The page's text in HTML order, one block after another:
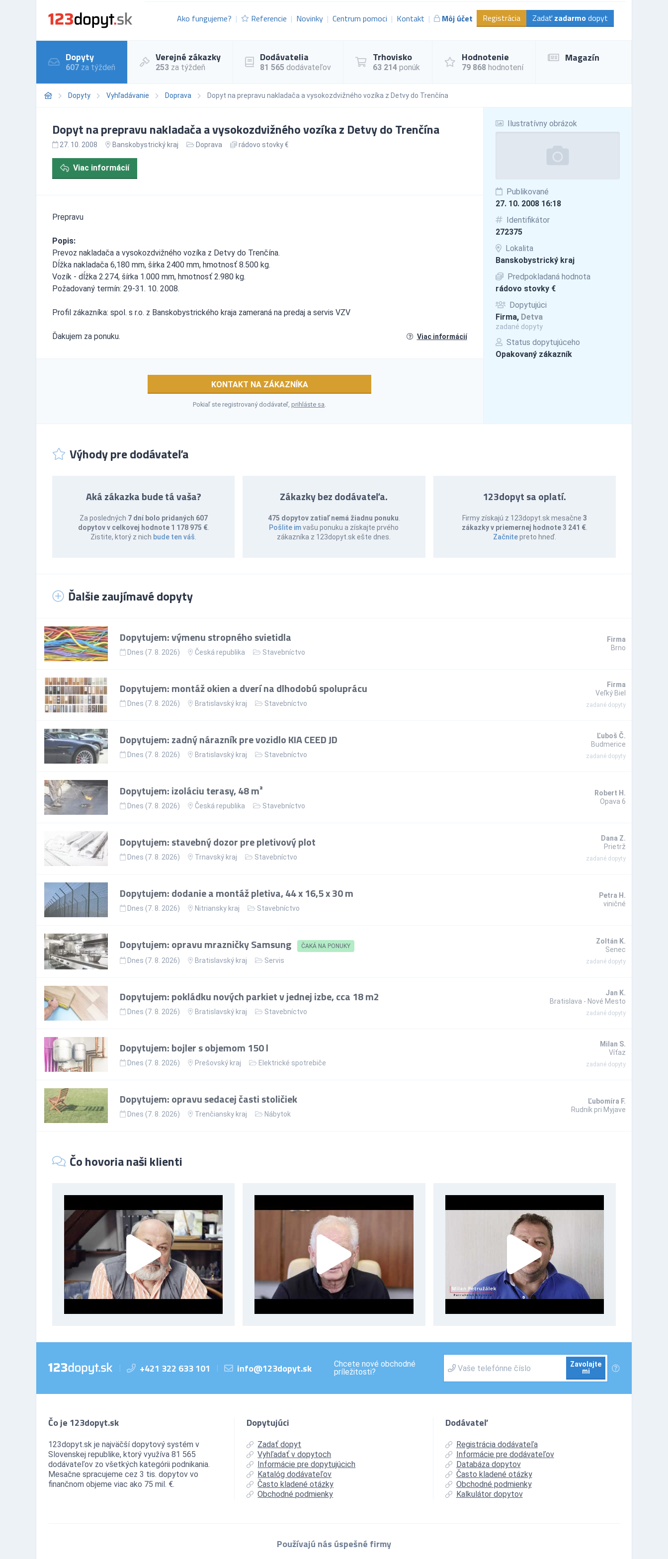
Ako fungujeme? Referencie Novinky Centrum pomoci Kontakt Môj účet Registrácia Zadať zadarmo dopyt
Dopyty
607 za týždeň
Verejné zákazky
253 za týždeň
Dodávatelia
81 565 dodávateľov
Trhovisko
63 214 ponúk
Hodnotenie
79 868 hodnotení
Magazín
Dopyty Vyhľadávanie Doprava Dopyt na prepravu nakladača a vysokozdvižného vozíka z Detvy do Trenčína
Ilustratívny obrázok
Publikované
27. 10. 2008 16:18
Identifikátor
272375
Lokalita
Banskobystrický kraj
Predpokladaná hodnota
rádovo stovky €
Dopytujúci
Firma, Detva
zadané dopyty
Status dopytujúceho
Opakovaný zákazník
Dopyt na prepravu nakladača a vysokozdvižného vozíka z Detvy do Trenčína
27. 10. 2008 Banskobystrický kraj Doprava rádovo stovky €
Viac informácií
Prepravu
Popis:
Prevoz nakladača a vysokozdvižného vozíka z Detvy do Trenčína.
Dĺžka nakladača 6,180 mm, šírka 2400 mm, hmotnosť 8.500 kg.
Vozík - dĺžka 2.274, šírka 1.000 mm, hmotnosť 2.980 kg.
Požadovaný termín: 29-31. 10. 2008.
Profil zákazníka: spol. s r.o. z Banskobystrického kraja zameraná na predaj a servis VZV
Ďakujem za ponuku. Viac informácií
KONTAKT NA ZÁKAZNÍKA
Pokiaľ ste registrovaný dodávateľ,prihláste sa
Výhody pre dodávateľa
Aká zákazka bude tá vaša?
Za posledných 7 dní bolo pridaných 607
dopytov v celkovej hodnote 1 178 975 €.
Zistite, ktorý z nich bude ten váš
Zákazky bez dodávateľa.
475 dopytov zatiaľ nemá žiadnu ponuku
Pošlite imvašu ponuku a získajte prvého
zákazníka z 123dopyt.sk ešte dnes.
123dopyt sa oplatí.
Firmy získajú z 123dopyt.sk mesačne 3
zákazky v priemernej hodnote 3 241 €.
Začnitepreto hneď.
Ďalšie zaujímavé dopyty
Dopytujem: výmenu stropného svietidla
Dnes (7. 8. 2026) Česká republika Stavebníctvo
Firma
Brno
Dopytujem: montáž okien a dverí na dlhodobú spoluprácu
Dnes (7. 8. 2026) Bratislavský kraj Stavebníctvo
Firma
Veľký Biel
zadané dopyty
Dopytujem: zadný nárazník pre vozidlo KIA CEED JD
Dnes (7. 8. 2026) Bratislavský kraj Stavebníctvo
Ľuboš Č.
Budmerice
zadané dopyty
Dopytujem: izoláciu terasy, 48 m²
Dnes (7. 8. 2026) Česká republika Stavebníctvo
Robert H.
Opava 6
Dopytujem: stavebný dozor pre pletivový plot
Dnes (7. 8. 2026) Trnavský kraj Stavebníctvo
Dana Z.
Prietrž
zadané dopyty
Dopytujem: dodanie a montáž pletiva, 44 x 16,5 x 30 m
Dnes (7. 8. 2026) Nitriansky kraj Stavebníctvo
Petra H.
viničné
Dopytujem: opravu mrazničky Samsung ČAKÁ NA PONUKY
Dnes (7. 8. 2026) Bratislavský kraj Servis
Zoltán K.
Senec
zadané dopyty
Dopytujem: pokládku nových parkiet v jednej izbe, cca 18 m2
Dnes (7. 8. 2026) Bratislavský kraj Stavebníctvo
Jan K.
Bratislava - Nové Mesto
zadané dopyty
Dopytujem: bojler s objemom 150 l
Dnes (7. 8. 2026) Prešovský kraj Elektrické spotrebiče
Milan S.
Víťaz
zadané dopyty
Dopytujem: opravu sedacej časti stoličiek
Dnes (7. 8. 2026) Trenčiansky kraj Nábytok
Ľubomíra F.
Rudník pri Myjave
Čo hovoria naši klienti
+421 322 633 101 info@123dopyt.sk
Chcete nové obchodné
príležitosti?
Zavolajte
mi
Čo je 123dopyt.sk
123dopyt.sk je najväčší dopytový systém v
Slovenskej republike, ktorý využíva 81 565
dodávateľov zo všetkých kategórii podnikania.
Mesačne spracujeme cez 3 tis. dopytov vo
finančnom objeme viac ako 75 mil. €.
Dopytujúci
Zadať dopyt
Vyhľadať v dopytoch
Informácie pre dopytujúcich
Katalóg dodávateľov
Často kladené otázky
Obchodné podmienky
Dodávateľ
Registrácia dodávateľa
Informácie pre dodávateľov
Databáza dopytov
Často kladené otázky
Obchodné podmienky
Kalkulátor dopytov
Používajú nás úspešné firmy